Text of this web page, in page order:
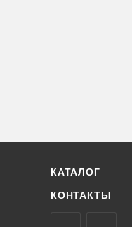
КАТАЛОГ
КОНТАКТЫ